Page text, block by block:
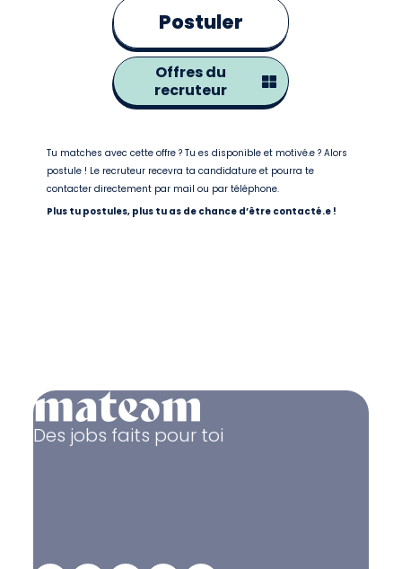
Postuler
Offres du
recruteur
Tu matches avec cette offre ? Tu es disponible et motivé.e ? Alors
postule ! Le recruteur recevra ta candidature et pourra te
contacter directement par mail ou par téléphone.
Plus tu postules, plus tu as de chance d’être contacté.e !
Des jobs faits pour toi